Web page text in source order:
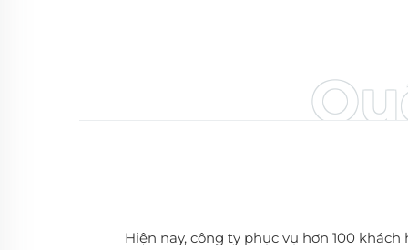
Hiện nay, công ty phục vụ hơn 100